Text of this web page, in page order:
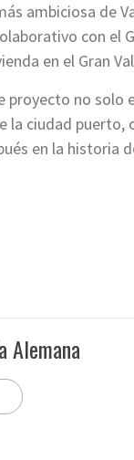
ambiciosa de
con el
en el Gran
proyecto no
ciudad puerto,
en la historia
Alemana